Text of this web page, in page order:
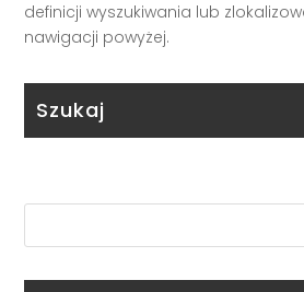
definicji wyszukiwania lub
nawigacji powyżej.
Szukaj